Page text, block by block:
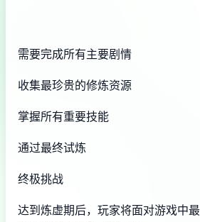
需要完成所有主要剧情
收集最珍贵的修炼资源
掌握所有重要技能
通过最终试炼
终极挑战
达到炼虚期后，玩家将面对游戏中